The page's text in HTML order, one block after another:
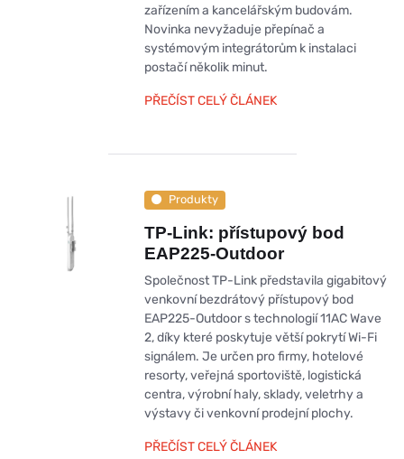
zařízením a kancelářským budovám.
Novinka nevyžaduje přepínač a
systémovým integrátorům k instalaci
postačí několik minut.
PŘEČÍST CELÝ ČLÁNEK
Produkty
TP-Link: přístupový bod
EAP225-Outdoor
Společnost TP-Link představila gigabitový
venkovní bezdrátový přístupový bod
EAP225-Outdoor s technologií 11AC Wave
2, díky které poskytuje větší pokrytí Wi-Fi
signálem. Je určen pro firmy, hotelové
resorty, veřejná sportoviště, logistická
centra, výrobní haly, sklady, veletrhy a
výstavy či venkovní prodejní plochy.
PŘEČÍST CELÝ ČLÁNEK